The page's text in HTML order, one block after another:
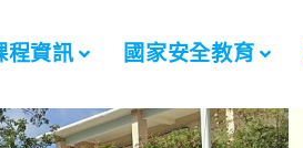
程資訊 國家安全教育